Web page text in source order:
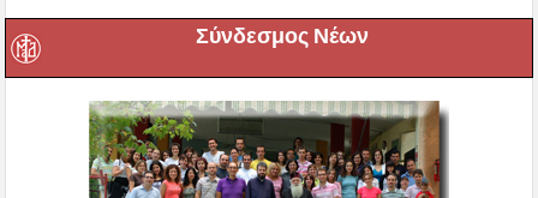
Σύνδεσμος Νέων